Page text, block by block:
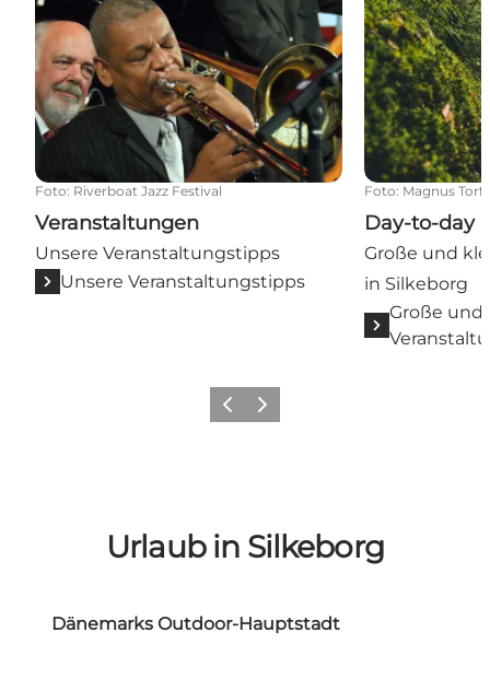
Foto: Riverboat Jazz Festival
Veranstaltungen
Unsere Veranstaltungstipps
Unsere Veranstaltungstipps
Foto: Magnus
Day-to-day
Große und
in Silkeborg
Große und
ZurückWeiter
Urlaub in Silkeborg
Dänemarks Outdoor-Hauptstadt